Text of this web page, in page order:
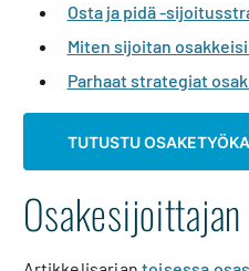
Osta ja pidä -
Miten sijoitan
Parhaat strategiat
TUTUSTU